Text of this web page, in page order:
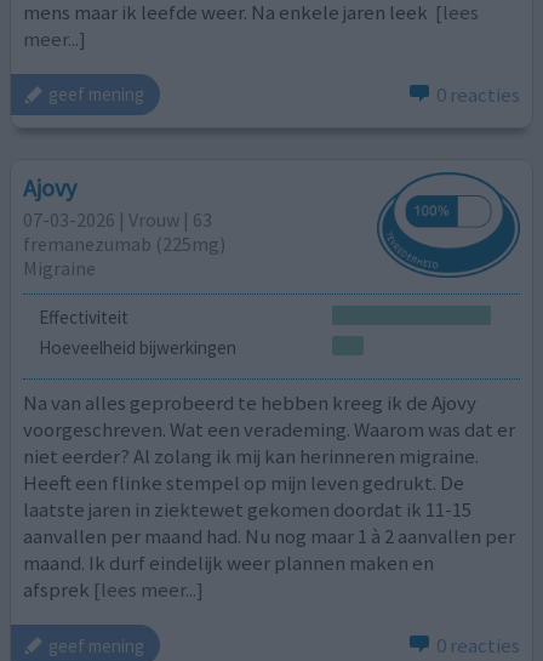
mens maar ik leefde weer. Na enkele jaren leek [lees
meer...]
geef mening 0 reacties
Ajovy
07-03-2026 | Vrouw | 63
fremanezumab (225mg)
Migraine
Effectiviteit
Hoeveelheid bijwerkingen
Na van alles geprobeerd te hebben kreeg ik de Ajovy
voorgeschreven. Wat een verademing. Waarom was dat er
niet eerder? Al zolang ik mij kan herinneren migraine.
Heeft een flinke stempel op mijn leven gedrukt. De
laatste jaren in ziektewet gekomen doordat ik 11-15
aanvallen per maand had. Nu nog maar 1 à 2 aanvallen per
maand. Ik durf eindelijk weer plannen maken en
afsprek [lees meer...]
geef mening 0 reacties